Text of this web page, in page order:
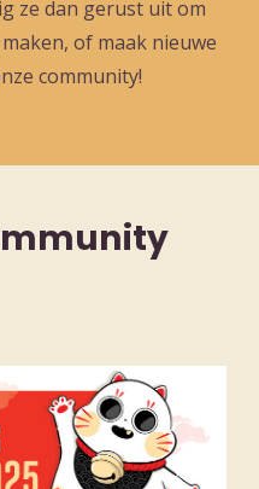
ze dan gerust uit om
of maak nieuwe
community!